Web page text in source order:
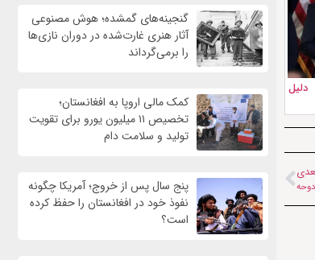
دلیل
گنجینه‌های گمشده؛ هوش مصنوعی
آثار هنری غارت‌شده در دوران نازی‌ها
را برمی‌گرداند
کمک مالی اروپا به افغانستان؛
تخصیص ۱۱ میلیون یورو برای تقویت
تولید و سلامت دام
پنج سال پس از خروج؛ آمریکا چگونه
نفوذ خود در افغانستان را حفظ کرده
است؟